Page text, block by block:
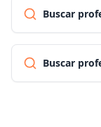
Buscar
Buscar